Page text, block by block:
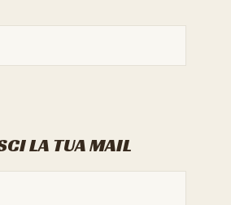
LA TUA MAIL